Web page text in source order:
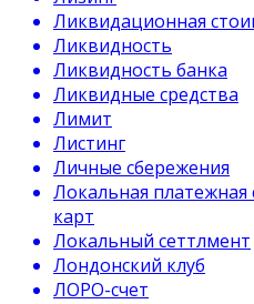
Ликвидационная
Ликвидность
Ликвидность банка
Ликвидные средства
Лимит
Листинг
Личные сбережения
Локальная платежная
карт
Локальный сеттлмент
Лондонский клуб
ЛОРО-счет